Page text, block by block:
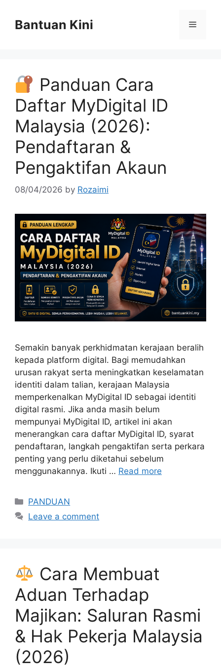
contentBantuan Kini Menu
Panduan Cara
Daftar MyDigital ID
Malaysia (2026):
Pendaftaran &
Pengaktifan Akaun
08/04/2026 by Rozaimi
Semakin banyak perkhidmatan kerajaan beralih
kepada platform digital. Bagi memudahkan
urusan rakyat serta meningkatkan keselamatan
identiti dalam talian, kerajaan Malaysia
memperkenalkan MyDigital ID sebagai identiti
digital rasmi. Jika anda masih belum
mempunyai MyDigital ID, artikel ini akan
menerangkan cara daftar MyDigital ID, syarat
pendaftaran, langkah pengaktifan serta perkara
penting yang perlu diketahui sebelum
menggunakannya. Ikuti … Read more
Categories
PANDUAN
Leave a comment
Cara Membuat
Aduan Terhadap
Majikan: Saluran Rasmi
& Hak Pekerja Malaysia
(2026)